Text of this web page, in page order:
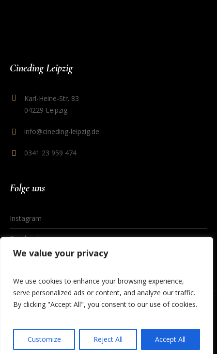
We value your privacy
We use cookies to enhance your browsing experience,
serve personalized ads or content, and analyze our traffic.
By clicking "Accept All", you consent to our use of cookies.
Customize Reject All Accept All
Cineding Leipzig
Karl-Heine-Str. 83
04229 Leipzig
info@cineding-leipzig.de
0341 23 959 474
Folge uns
Instagram
Facebook
Datenschutzerklärung/ © 2023 Cineding Leipzig